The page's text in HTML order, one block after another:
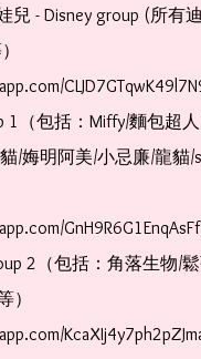
兒 - Disney group (所有
1（包括：Miffy/麵包超
/娒明阿美/小忌廉/龍貓/
2（包括：角落生物/
）